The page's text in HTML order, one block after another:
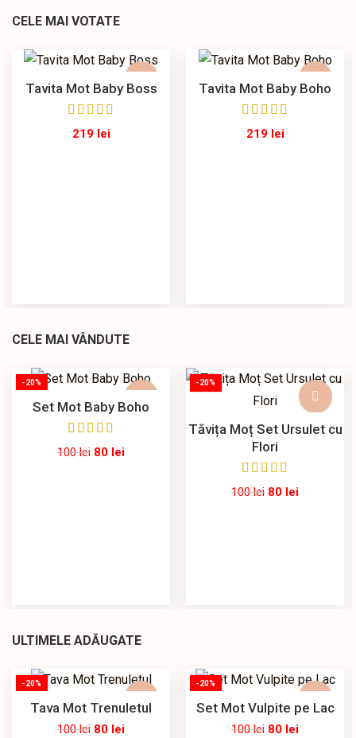
CELE MAI VOTATE
Tavita Mot Baby Boss
219 lei
Tavita Mot Baby Boho
219 lei
CELE MAI VÂNDUTE
-20%
Set Mot Baby Boho
100lei 80 lei
-20%
Tăvița Moț Set Ursulet cu
Flori
100lei 80 lei
ULTIMELE ADĂUGATE
-20%
Tava Mot Trenuletul
100lei 80 lei
-20%
Set Mot Vulpite pe Lac
100lei 80 lei